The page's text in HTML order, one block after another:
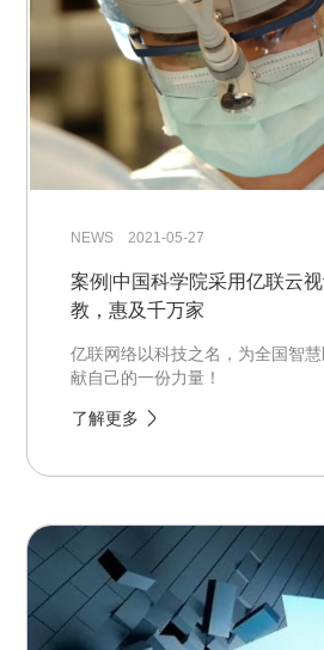
NEWS 2021-05-27
案例|中国科学院采用亿联云
教，惠及千万家
亿联网络以科技之名，为全国智
献自己的一份力量！
了解更多